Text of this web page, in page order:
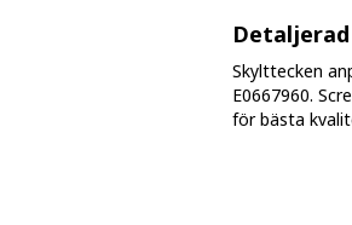
Fasmärkningstejp
Golv - markeringar och
Avspärrningsband och
Skylttecken
E0667960.
för bästa